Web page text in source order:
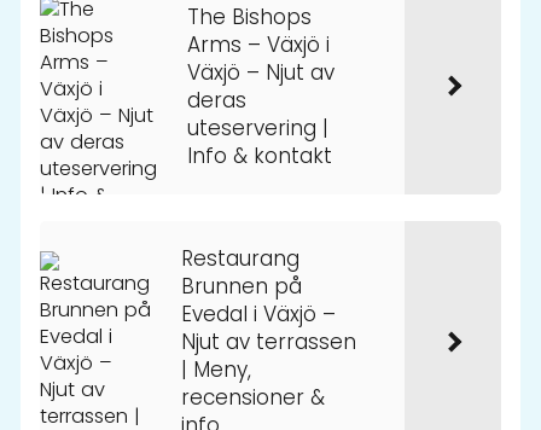
The Bishops
Arms – Växjö i
Växjö – Njut av
deras
uteservering |
Info & kontakt
Restaurang
Brunnen på
Evedal i Växjö –
Njut av terrassen
| Meny,
recensioner &